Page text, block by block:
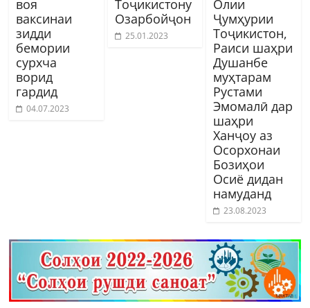
воя
ваксинаи
зидди
бемории
сурхча
ворид
гардид
04.07.2023
Тоҷикистону
Озарбойҷон
25.01.2023
Олии
Ҷумҳурии
Тоҷикистон,
Раиси шаҳри
Душанбе
муҳтарам
Рустами
Эмомалӣ дар
шаҳри
Ханҷоу аз
Осорхонаи
Бозиҳои
Осиё дидан
намуданд
23.08.2023